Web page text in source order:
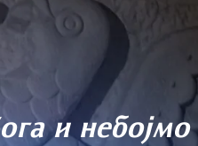
и небојмо